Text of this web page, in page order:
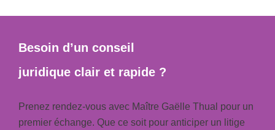
Besoin d’un conseil
juridique clair et rapide ?
Prenez rendez-vous avec Maître Gaëlle Thual pour un
premier échange. Que ce soit pour anticiper un litige